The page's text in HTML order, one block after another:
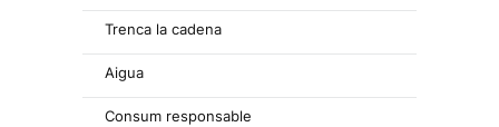
Trenca la cadena
Aigua
Consum responsable